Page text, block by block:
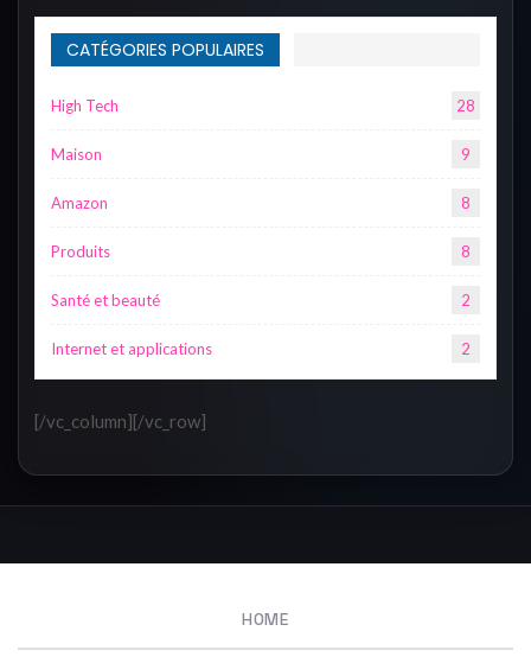
CATÉGORIES POPULAIRES
High Tech 28
Maison 9
Amazon 8
Produits 8
Santé et beauté 2
Internet et applications 2
[/vc_column][/vc_row]
HOME